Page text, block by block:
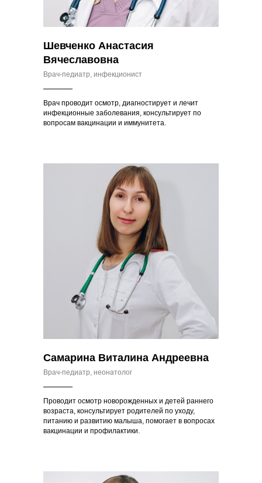
Шевченко Анастасия
Вячеславовна
Врач-педиатр, инфекционист
Врач проводит осмотр, диагностирует и лечит
инфекционные заболевания, консультирует по
вопросам вакцинации и иммунитета.
Самарина Виталина Андреевна
Врач-педиатр, неонатолог
Проводит осмотр новорожденных и детей раннего
возраста, консультирует родителей по уходу,
питанию и развитию малыша, помогает в вопросах
вакцинации и профилактики.